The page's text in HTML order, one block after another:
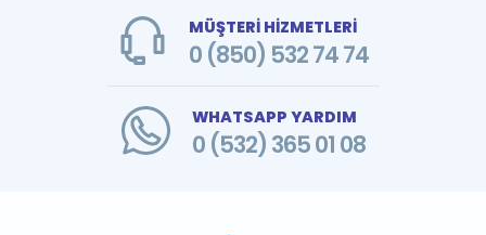
MÜŞTERİ HİZMETLERİ
0 (850) 532 74 74
WHATSAPP YARDIM
0 (532) 365 01 08